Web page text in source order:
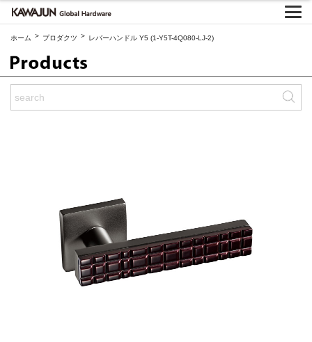
ホーム > プロダクツ > レバーハンドル Y5 (1-Y5T-4Q080-LJ-2)